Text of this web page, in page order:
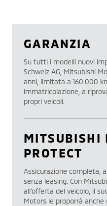
GARANZIA
Su tutti i modelli nuovi
Schweiz AG, Mitsubishi
anni, limitata a 160.000
immatricolazione, a
propri veicoli.
MITSUBISHI
PROTECT
Assicurazione completa,
senza leasing. Con
all’offerta del veicolo, il
Motors le proporrà